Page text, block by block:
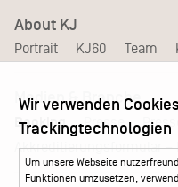
About KJ
Portrait KJ60 Team
Medien & Branche
Booking Presse
Akkreditierungsformular –
Wir verwenden
Trackingtechnologien
Um unsere Webseite
Funktionen umzusetzen,